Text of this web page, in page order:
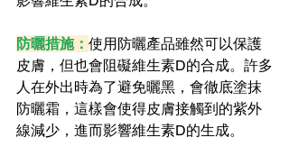
防曬措施： 使用防曬產品雖然可以保護
皮膚，但也會阻礙維生素D的合成。許多
人在外出時為了避免曬黑，會徹底塗抹
防曬霜，這樣會使得皮膚接觸到的紫外
線減少，進而影響維生素D的生成。